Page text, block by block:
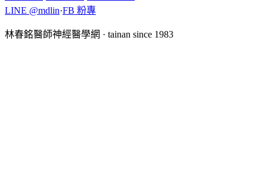
LINE @mdlin·FB 粉專
林春銘醫師神經醫學網 · tainan since 1983